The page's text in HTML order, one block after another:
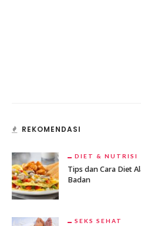
REKOMENDASI
DIET & NUTRISI
Tips dan Cara Diet
Badan
SEKS SEHAT